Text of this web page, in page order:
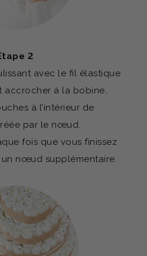
2
avec le fil élastique
accrocher à la bobine.
à l’intérieur de
par le nœud.
fois que vous finissez
nœud supplémentaire.